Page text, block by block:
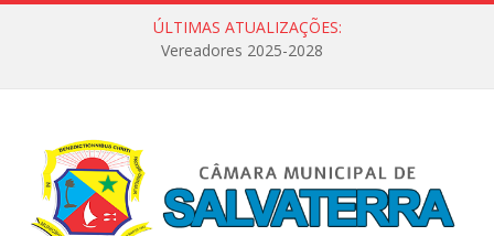
ÚLTIMAS ATUALIZAÇÕES:
Vereadores 2025-2028